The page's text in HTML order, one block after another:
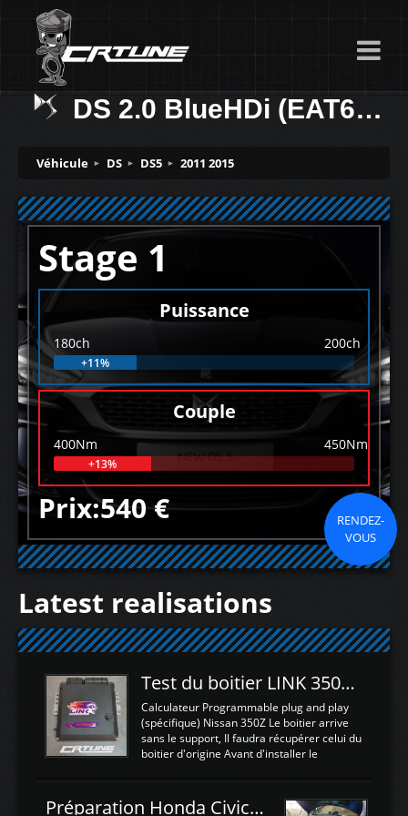
DS 2.0 BlueHDi (EAT6) 180ch
Véhicule DS DS5 2011 2015
Stage 1
Puissance
180ch 200ch
+11%
Couple
400Nm 450Nm
+13%
Prix:540 €
RENDEZ-
VOUS
Latest realisations
Test du boitier LINK 350Z Plugin ECU
Calculateur Programmable plug and play
(spécifique) Nissan 350Z Le boitier arrive
sans le support, Il faudra récupérer celui du
boitier d'origine Avant d'installer le
d'envoyer l'information de la large bande
Préparation Honda Civic Type R FK2